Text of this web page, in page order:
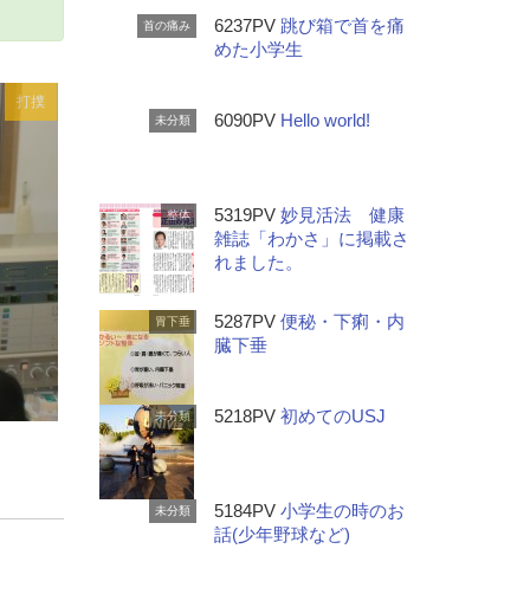
打撲
首の痛み 6237PV 跳び箱で首を痛
めた小学生
未分類 6090PV Hello world!
整体 5319PV 妙見活法 健康
雑誌「わかさ」に掲載さ
れました。
胃下垂 5287PV 便秘・下痢・内
臓下垂
未分類 5218PV 初めてのUSJ
未分類 5184PV 小学生の時のお
話(少年野球など)